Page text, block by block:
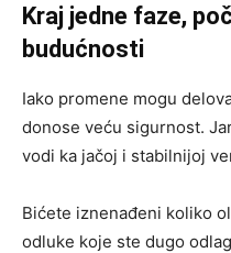
Kraj jedne faze,
budućnosti
Iako promene mogu
donose veću sigurnost.
vodi ka jačoj i stabilnijoj
Bićete iznenađeni koliko
odluke koje ste dugo